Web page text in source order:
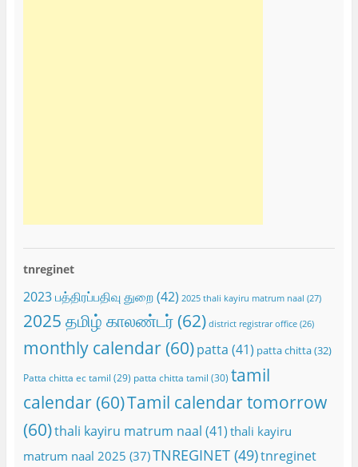
tnreginet
2023 பத்திரப்பதிவு துறை(42) 2025 thali kayiru matrum naal (27)
2025 தமிழ் காலண்டர்(62) district registrar office(26)
monthly calendar(60) patta (41) patta chitta(32)
Patta chitta ec tamil (29) patta chitta tamil (30) tamil
calendar(60)Tamil calendar tomorrow
(60)thali kayiru matrum naal (41) thali kayiru
matrum naal 2025 (37)TNREGINET(49)tnreginet